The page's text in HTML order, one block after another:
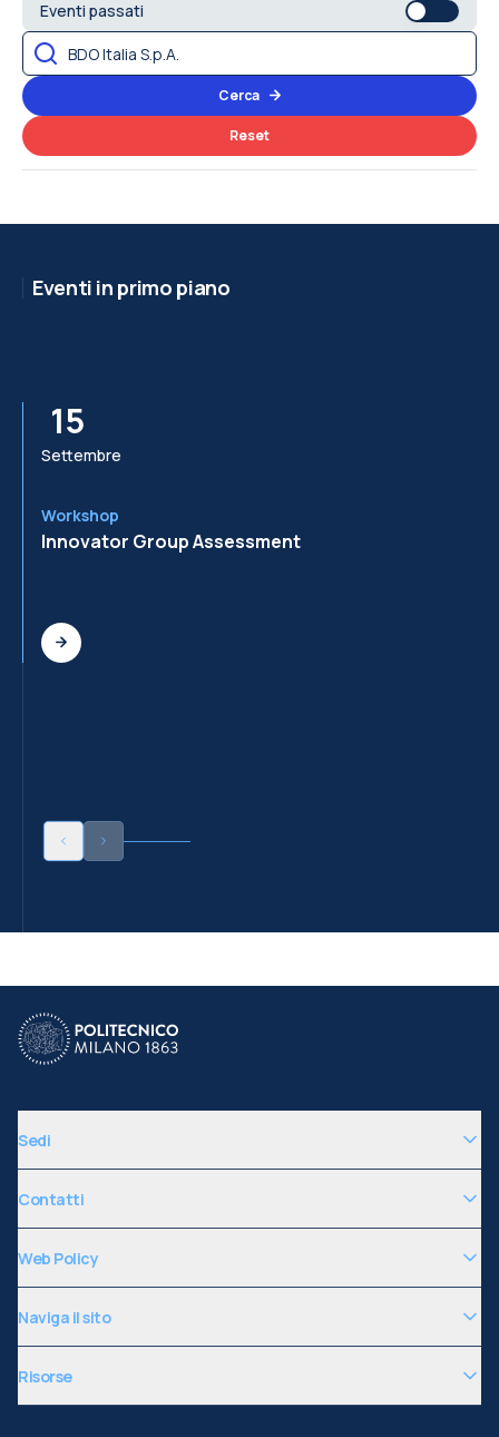
Eventi passati
Cerca
Reset
Eventi in primo piano
15
Settembre
Workshop
Innovator Group Assessment
Sedi
Contatti
Web Policy
Naviga il sito
Risorse